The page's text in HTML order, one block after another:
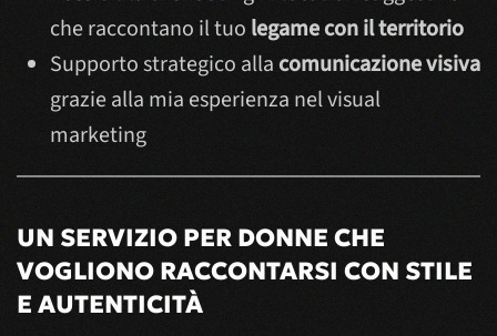
che raccontano il tuo legame con il territorio
Supporto strategico allacomunicazione visiva
grazie alla mia esperienza nel visual
marketing
UN SERVIZIO PER DONNE CHE
VOGLIONO RACCONTARSI CON STILE
E AUTENTICITÀ